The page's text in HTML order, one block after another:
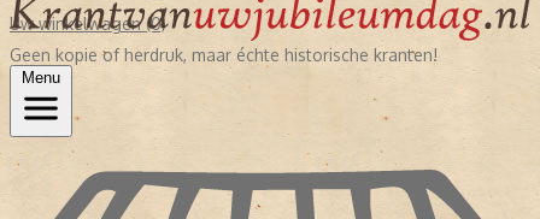
Uw winkelwagen (0)
Geen kopie of herdruk, maar échte historische kranten!
Menu